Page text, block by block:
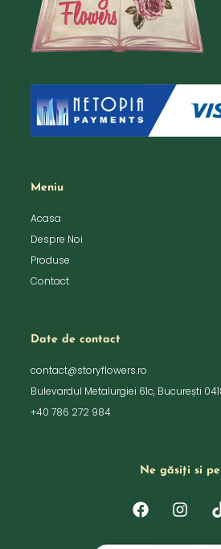
Meniu
Acasa
Despre Noi
Produse
Contact
Date de contact
contact@storyflowers.ro
Bulevardul Metalurgiei 61c, București
+40 786 272 984
Ne găsiți si pe
F
a
I
n i